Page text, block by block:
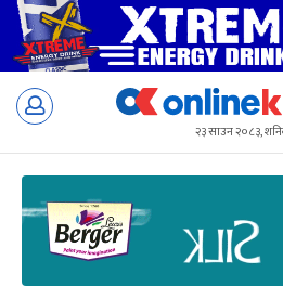
Skip
२३ साउन २०८३,